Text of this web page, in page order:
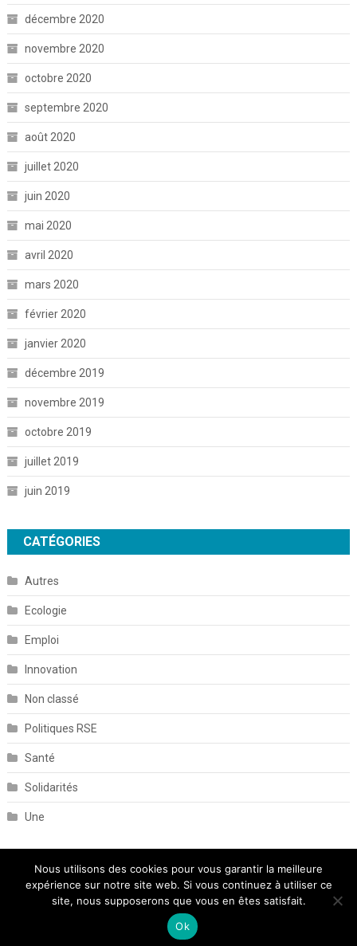
décembre 2020
novembre 2020
octobre 2020
septembre 2020
août 2020
juillet 2020
juin 2020
mai 2020
avril 2020
mars 2020
février 2020
janvier 2020
décembre 2019
novembre 2019
octobre 2019
juillet 2019
juin 2019
CATÉGORIES
Autres
Ecologie
Emploi
Innovation
Non classé
Politiques RSE
Santé
Solidarités
Une
Mentions légales
Nous utilisons des cookies pour vous garantir la meilleure
expérience sur notre site web. Si vous continuez à utiliser ce
site, nous supposerons que vous en êtes satisfait.
Ok